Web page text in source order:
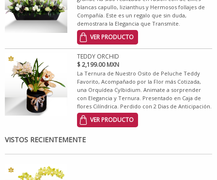
blancas capullo, lizianthus y Hermosos follajes de
Compañía. Este es un regalo que sin duda,
demostrara la Elegancia que Transmite.
VER PRODUCTO
TEDDY ORCHID
$ 2,199.00 MXN
La Ternura de Nuestro Osito de Peluche Teddy
Favorito, Acompañado por la Flor más Cotizada,
una Orquídea Cylbidium. Animate a sorprender
con Elegancia y Ternura. Presentado en Caja de
flores Cilíndrica. Perdido con 2 Dias de Anticipación.
VER PRODUCTO
VISTOS RECIENTEMENTE